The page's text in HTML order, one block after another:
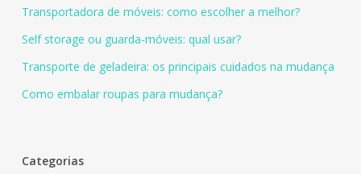
Transportadora de móveis: como escolher a melhor?
Self storage ou guarda-móveis: qual usar?
Transporte de geladeira: os principais cuidados na mudança
Como embalar roupas para mudança?
Categorias